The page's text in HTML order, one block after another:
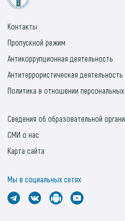
Контакты
Пропускной режим
Антикоррупционная деятельность
Антитеррористическая деятельность
Политика в отношении
Сведения об образовательной
СМИ о нас
Карта сайта
Мы в социальных сетях